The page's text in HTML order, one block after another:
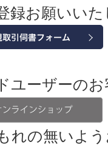
録お願いい
ユーザーの
れの無いよ